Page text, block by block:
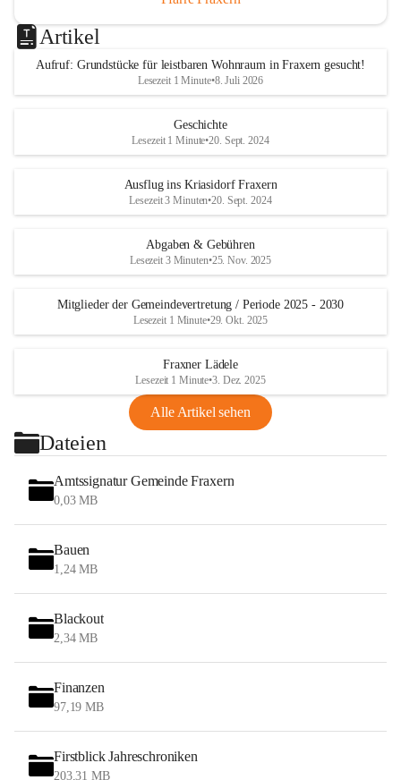
Artikel
Aufruf: Grundstücke für leistbaren Wohnraum in Fraxern gesucht!
Lesezeit 1 Minute•8. Juli 2026
Geschichte
Lesezeit 1 Minute•20. Sept. 2024
Ausflug ins Kriasidorf Fraxern
Lesezeit 3 Minuten•20. Sept. 2024
Abgaben & Gebühren
Lesezeit 3 Minuten•25. Nov. 2025
Mitglieder der Gemeindevertretung / Periode 2025 - 2030
Lesezeit 1 Minute•29. Okt. 2025
Fraxner Lädele
Lesezeit 1 Minute•3. Dez. 2025
Alle Artikel sehen
Dateien
Amtssignatur Gemeinde Fraxern
0,03 MB
Bauen
1,24 MB
Blackout
2,34 MB
Finanzen
97,19 MB
Firstblick Jahreschroniken
203,31 MB